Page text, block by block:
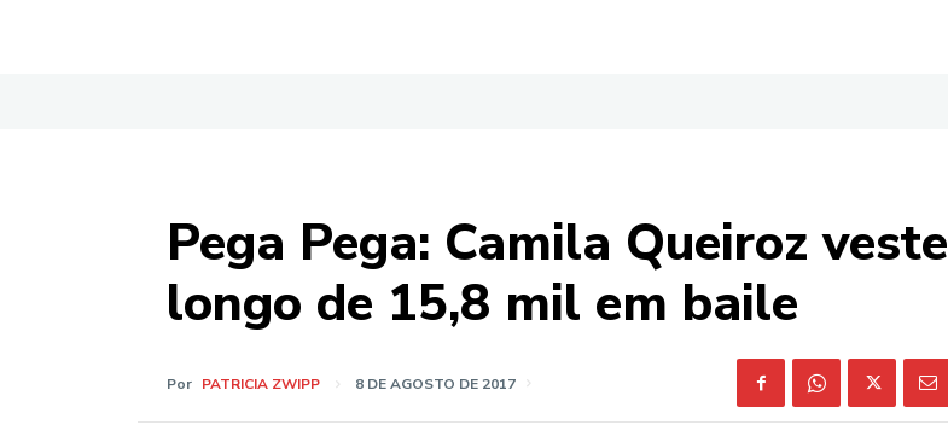
Pega Pega: Camila Queiroz veste
longo de 15,8 mil em baile
Por PATRICIA ZWIPP 8 DE AGOSTO DE 2017